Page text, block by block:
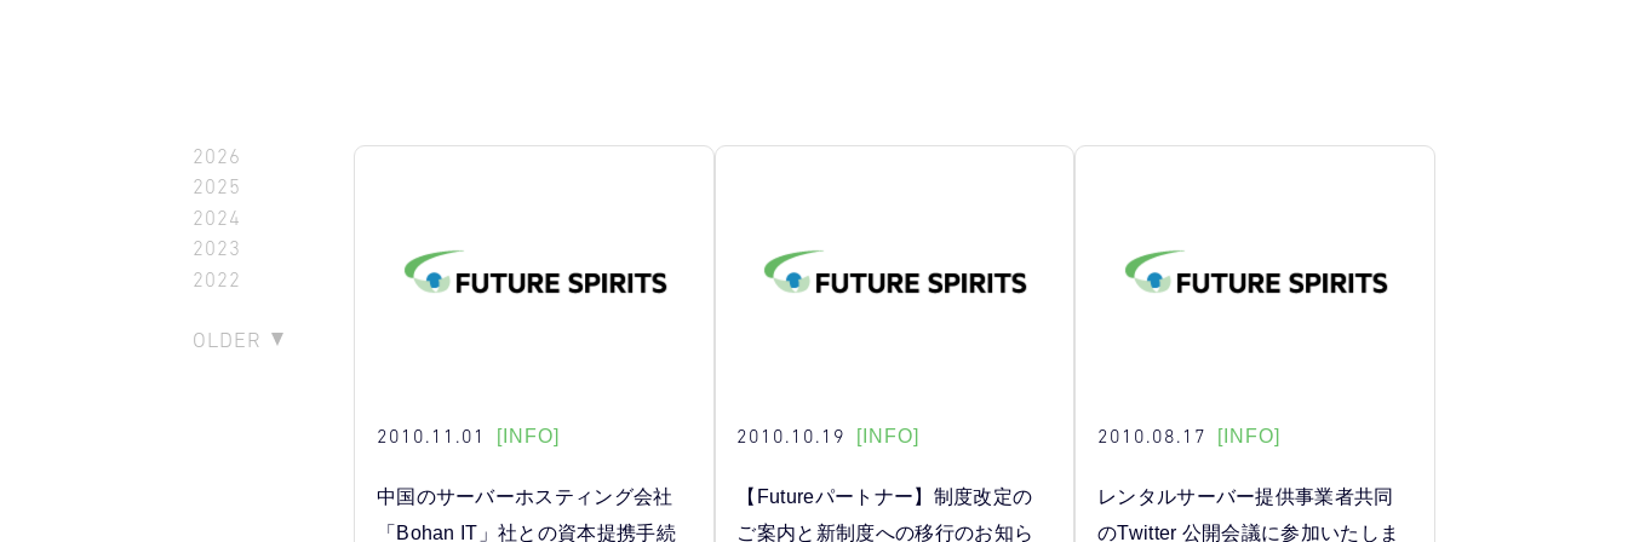
2026
2025
2024
2023
2022
OLDER
2010.11.01 [INFO]
中国のサーバーホスティング会社
「Bohan IT」社との資本提携手続
2010.10.19 [INFO]
【Futureパートナー】制度改定の
ご案内と新制度への移行のお知ら
2010.08.17 [INFO]
レンタルサーバー提供事業者共同
のTwitter 公開会議に参加いたしま